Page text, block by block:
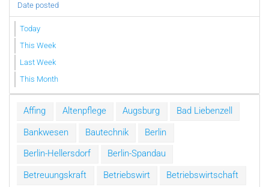
Date posted
Today
This Week
Last Week
This Month
Affing Altenpflege Augsburg
Bad Liebenzell
Bankwesen
Bautechnik
Berlin
Berlin-Hellersdorf
Berlin-Spandau
Betreuungskraft
Betriebswirt
Betriebswirtschaft